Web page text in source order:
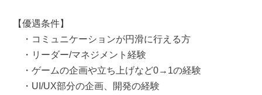
【優遇条件】
・コミュニケーションが円滑に行える方
・リーダー/マネジメント経験
・ゲームの企画や立ち上げなど0→1の経験
・UI/UX部分の企画、開発の経験